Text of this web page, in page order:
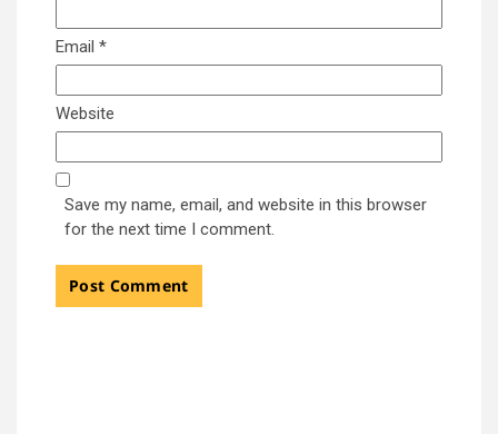
Email *
Website
Save my name, email, and website in this browser
for the next time I comment.